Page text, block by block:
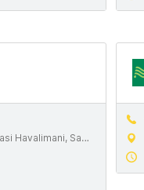
34906 Pendik, Istanbul